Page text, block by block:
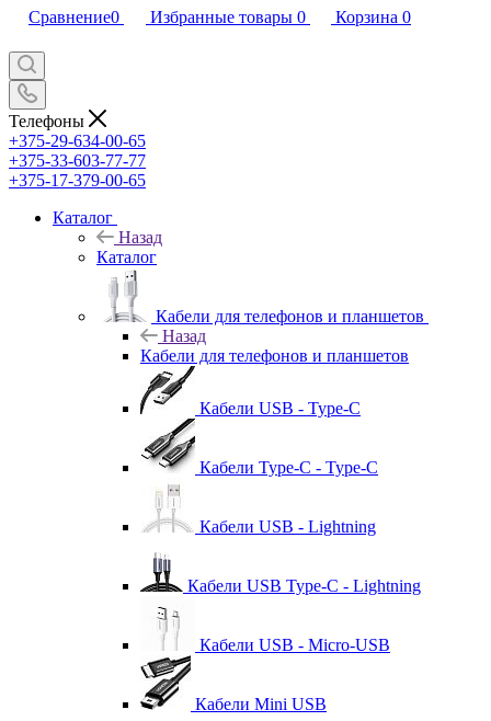
Сравнение0 Избранные товары 0 Корзина 0
Телефоны
+375-29-634-00-65
+375-33-603-77-77
+375-17-379-00-65
Каталог
Назад
Каталог
Кабели для телефонов и планшетов
Назад
Кабели для телефонов и планшетов
Кабели USB - Type-C
Кабели Type-C - Type-C
Кабели USB - Lightning
Кабели USB Type-C - Lightning
Кабели USB - Micro-USB
Кабели Mini USB